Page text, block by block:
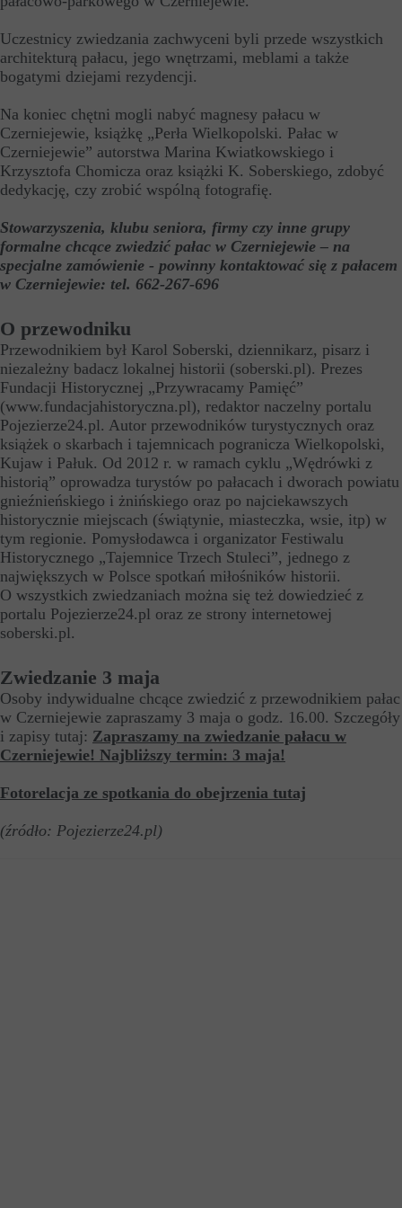
Uczestnicy zwiedzania zachwyceni byli przede wszystkich
architekturą pałacu, jego wnętrzami, meblami a także
bogatymi dziejami rezydencji.
Na koniec chętni mogli nabyć magnesy pałacu w
Czerniejewie, książkę „Perła Wielkopolski. Pałac w
Czerniejewie” autorstwa Marina Kwiatkowskiego i
Krzysztofa Chomicza oraz książki K. Soberskiego, zdobyć
dedykację, czy zrobić wspólną fotografię.
Stowarzyszenia, klubu seniora, firmy czy inne grupy
formalne chcące zwiedzić pałac w Czerniejewie – na
specjalne zamówienie - powinny kontaktować się z pałacem
w Czerniejewie: tel. 662-267-696
O przewodniku
Przewodnikiem był Karol Soberski, dziennikarz, pisarz i
niezależny badacz lokalnej historii (soberski.pl). Prezes
Fundacji Historycznej „Przywracamy Pamięć”
(www.fundacjahistoryczna.pl), redaktor naczelny portalu
Pojezierze24.pl. Autor przewodników turystycznych oraz
książek o skarbach i tajemnicach pogranicza Wielkopolski,
Kujaw i Pałuk. Od 2012 r. w ramach cyklu „Wędrówki z
historią” oprowadza turystów po pałacach i dworach powiatu
gnieźnieńskiego i żnińskiego oraz po najciekawszych
historycznie miejscach (świątynie, miasteczka, wsie, itp) w
tym regionie. Pomysłodawca i organizator Festiwalu
Historycznego „Tajemnice Trzech Stuleci”, jednego z
największych w Polsce spotkań miłośników historii.
O wszystkich zwiedzaniach można się też dowiedzieć z
portalu Pojezierze24.pl oraz ze strony internetowej
soberski.pl.
Zwiedzanie 3 maja
Osoby indywidualne chcące zwiedzić z przewodnikiem pałac
w Czerniejewie zapraszamy 3 maja o godz. 16.00. Szczegóły
i zapisy tutaj: Zapraszamy na zwiedzanie pałacu w
Czerniejewie! Najbliższy termin: 3 maja!
Fotorelacja ze spotkania do obejrzenia tutaj
(źródło: Pojezierze24.pl)